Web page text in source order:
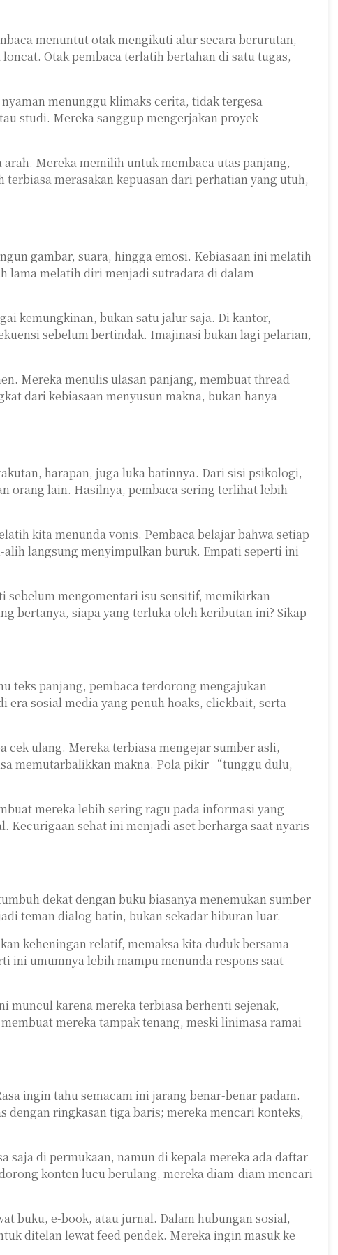
menuntut otak mengikuti alur secara berurutan,
Otak pembaca terlatih bertahan di satu tugas,
menunggu klimaks cerita, tidak tergesa
studi. Mereka sanggup mengerjakan proyek
Mereka memilih untuk membaca utas panjang,
merasakan kepuasan dari perhatian yang utuh,
gambar, suara, hingga emosi. Kebiasaan ini melatih
lama melatih diri menjadi sutradara di dalam
kemungkinan, bukan satu jalur saja. Di kantor,
sebelum bertindak. Imajinasi bukan lagi pelarian,
Mereka menulis ulasan panjang, membuat thread
dari kebiasaan menyusun makna, bukan hanya
harapan, juga luka batinnya. Dari sisi psikologi,
orang lain. Hasilnya, pembaca sering terlihat lebih
kita menunda vonis. Pembaca belajar bahwa setiap
langsung menyimpulkan buruk. Empati seperti ini
sebelum mengomentari isu sensitif, memikirkan
bertanya, siapa yang terluka oleh keributan ini? Sikap
teks panjang, pembaca terdorong mengajukan
sosial media yang penuh hoaks, clickbait, serta
ulang. Mereka terbiasa mengejar sumber asli,
memutarbalikkan makna. Pola pikir “tunggu dulu,
mereka lebih sering ragu pada informasi yang
sehat ini menjadi aset berharga saat nyaris
dekat dengan buku biasanya menemukan sumber
teman dialog batin, bukan sekadar hiburan luar.
keheningan relatif, memaksa kita duduk bersama
ini umumnya lebih mampu menunda respons saat
muncul karena mereka terbiasa berhenti sejenak,
mereka tampak tenang, meski linimasa ramai
ingin tahu semacam ini jarang benar-benar padam.
dengan ringkasan tiga baris; mereka mencari konteks,
saja di permukaan, namun di kepala mereka ada daftar
konten lucu berulang, mereka diam-diam mencari
buku, e-book, atau jurnal. Dalam hubungan sosial,
ditelan lewat feed pendek. Mereka ingin masuk ke